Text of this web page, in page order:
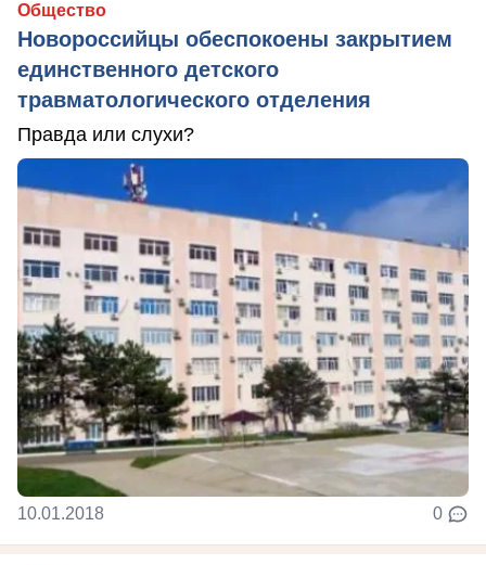
Общество
Новороссийцы обеспокоены закрытием
единственного детского
травматологического отделения
Правда или слухи?
10.01.2018 0